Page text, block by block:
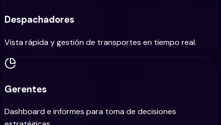
Despachadores
Vista rápida y gestión de transportes en tiempo real.
Gerentes
Dashboard e informes para toma de decisiones